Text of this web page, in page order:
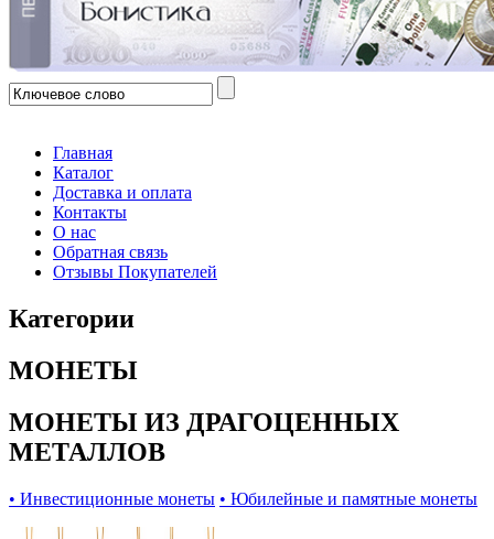
Главная
Каталог
Доставка и оплата
Контакты
О нас
Обратная связь
Отзывы Покупателей
Категории
МОНЕТЫ
МОНЕТЫ ИЗ ДРАГОЦЕННЫХ
МЕТАЛЛОВ
• Инвестиционные монеты • Юбилейные и памятные монеты